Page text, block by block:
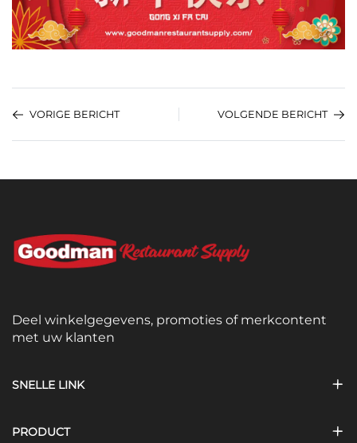
VORIGE BERICHT VOLGENDE BERICHT
Deel winkelgegevens, promoties of merkcontent
met uw klanten
SNELLE LINK
PRODUCT